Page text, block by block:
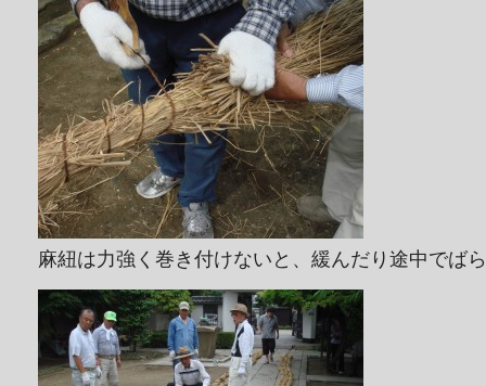
麻紐は力強く巻き付けないと、緩んだり途中でば